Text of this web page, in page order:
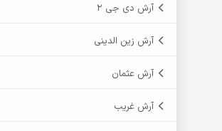
آرش دی جی 2
آرش زین الدینی
آرش عثمان
آرش غریب